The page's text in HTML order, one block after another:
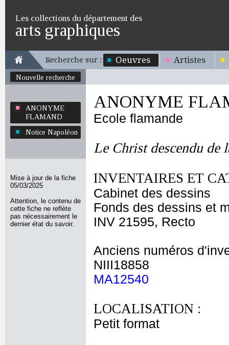
Les collections du département des
arts graphiques
Recherche sur : Oeuvres Artistes
Nouvelle recherche
ANONYME
FLAMAND
Notice Napoléon
Mise à jour de la fiche
05/03/2025
Attention, le contenu de
cette fiche ne reflète
pas nécessairement le
dernier état du savoir.
ANONYME
Ecole flamande
Le Christ descendu de
INVENTAIRES ET
Cabinet des dessins
Fonds des dessins et
INV 21595, Recto
Anciens numéros
NIII18858
MA12540
LOCALISATION :
Petit format